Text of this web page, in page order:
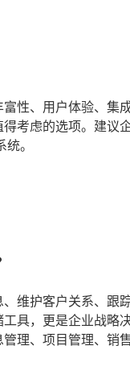
性、用户体验、集
考虑的选项。建议
。
维护客户关系、跟
具，更是企业战略
理、项目管理、销